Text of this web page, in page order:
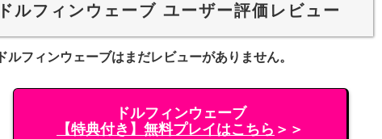
ドルフィンウェーブ ユーザー評価レビュー
ドルフィンウェーブはまだレビューがありません。
ドルフィンウェーブ
【特典付き】無料プレイはこちら ＞＞